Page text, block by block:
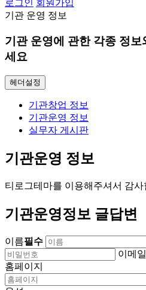
로그인 회원가입
기관 운영 정보
기관 운영에 관한 각종 정
세요
헤더설정
기관창업 정보
기관운영 정보
실무자 게시판
기관운영 정보
티로그테마를 이용해주셔서 감사
기관운영정보 글답변
이름필수
이메일
홈페이지